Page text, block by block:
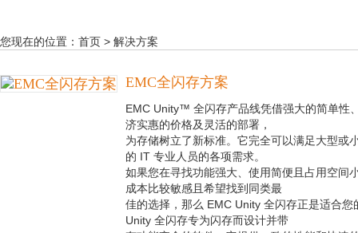
您现在的位置： 首页 > 解决方案
EMC全闪存方案
EMC Unity™ 全闪存产品线凭借强大的简单性
济实惠的价格及灵活的部署，
为存储树立了新标准。它完全可以满足大型或
的 IT 专业人员的各项需求。
如果您在寻找功能强大、使用简便且占用空间
成本比较敏感且希望找到同类最
佳的选择，那么 EMC Unity 全闪存正是适合您
Unity 全闪存专为闪存而设计并带